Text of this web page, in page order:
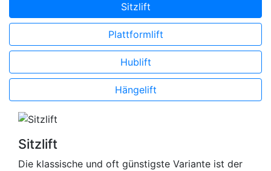
Sitzlift
Plattformlift
Hublift
Hängelift
Sitzlift
Die klassische und oft günstigste Variante ist der